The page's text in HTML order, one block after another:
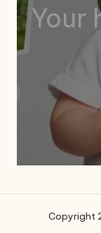
Your
Copyright